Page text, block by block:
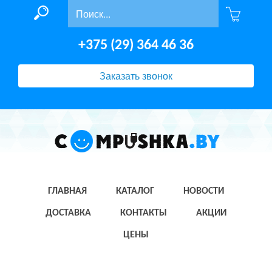
+375 (29) 364 46 36
Заказать звонок
ГЛАВНАЯ КАТАЛОГ НОВОСТИ
ДОСТАВКА КОНТАКТЫ АКЦИИ
ЦЕНЫ